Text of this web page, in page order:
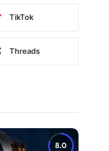
TikTok
Threads
8.0